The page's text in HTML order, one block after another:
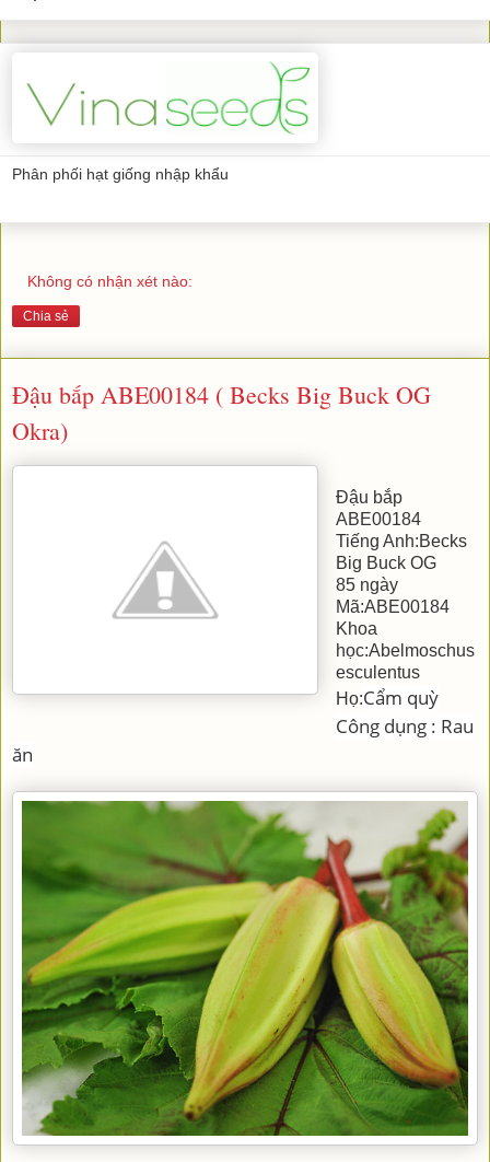
Phân phối hạt giống nhập khẩu
Không có nhận xét nào:
Chia sẻ
Đậu bắp ABE00184 ( Becks Big Buck OG
Okra)
Đậu bắp
ABE00184
Tiếng Anh:Becks
Big Buck OG
85 ngày
Mã:ABE00184
Khoa
học:Abelmoschus
esculentus
Họ:Cẩm quỳ
Công dụng : Rau
ăn